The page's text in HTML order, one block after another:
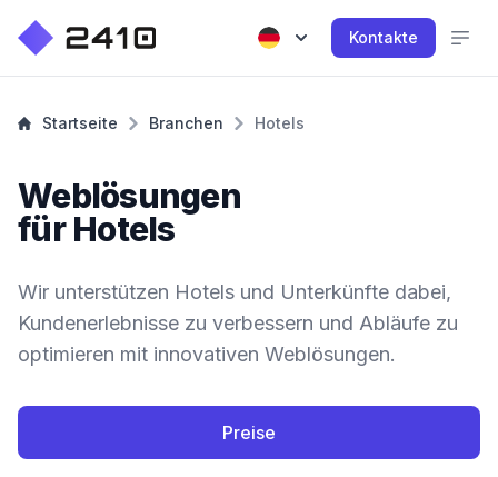
Kontakte
Startseite Branchen Hotels
Weblösungen
für Hotels
Wir unterstützen Hotels und Unterkünfte dabei,
Kundenerlebnisse zu verbessern und Abläufe zu
optimieren mit innovativen Weblösungen.
Preise